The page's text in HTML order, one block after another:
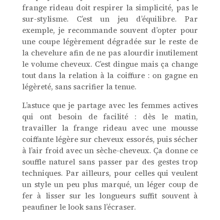
frange rideau doit respirer la simplicité, pas le
sur-stylisme. C’est un jeu d’équilibre. Par
exemple, je recommande souvent d’opter pour
une coupe légèrement dégradée sur le reste de
la chevelure afin de ne pas alourdir inutilement
le volume cheveux. C’est dingue mais ça change
tout dans la relation à la coiffure : on gagne en
légèreté, sans sacrifier la tenue.
L’astuce que je partage avec les femmes actives
qui ont besoin de facilité : dès le matin,
travailler la frange rideau avec une mousse
coiffante légère sur cheveux essorés, puis sécher
à l’air froid avec un sèche-cheveux. Ça donne ce
souffle naturel sans passer par des gestes trop
techniques. Par ailleurs, pour celles qui veulent
un style un peu plus marqué, un léger coup de
fer à lisser sur les longueurs suffit souvent à
peaufiner le look sans l’écraser.